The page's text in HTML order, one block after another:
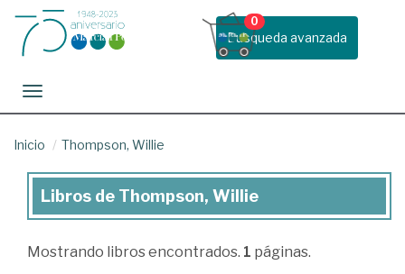
Busqueda avanzada
0
Toggle navigation
Inicio Thompson, Willie
Libros
Thompson,
Libros de Thompson, Willie
Mostrando libros encontrados. 1 páginas.